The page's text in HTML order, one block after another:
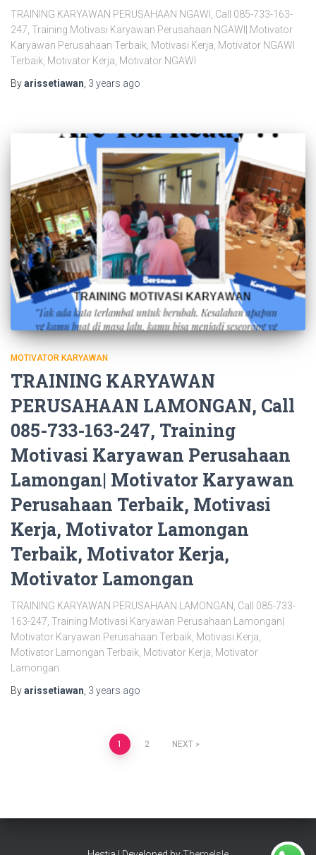
TRAINING KARYAWAN PERUSAHAAN NGAWI, Call 085-733-163-
247, Training Motivasi Karyawan Perusahaan NGAWI| Motivator
Karyawan Perusahaan Terbaik, Motivasi Kerja, Motivator NGAWI
Terbaik, Motivator Kerja, Motivator NGAWI
Byarissetiawan, 3 years ago
MOTIVATOR KARYAWAN
TRAINING KARYAWAN
PERUSAHAAN LAMONGAN, Call
085-733-163-247, Training
Motivasi Karyawan Perusahaan
Lamongan| Motivator Karyawan
Perusahaan Terbaik, Motivasi
Kerja, Motivator Lamongan
Terbaik, Motivator Kerja,
Motivator Lamongan
TRAINING KARYAWAN PERUSAHAAN LAMONGAN, Call 085-733-
163-247, Training Motivasi Karyawan Perusahaan Lamongan|
Motivator Karyawan Perusahaan Terbaik, Motivasi Kerja,
Motivator Lamongan Terbaik, Motivator Kerja, Motivator
Lamongan
Byarissetiawan 3 years ago
1 2 NEXT